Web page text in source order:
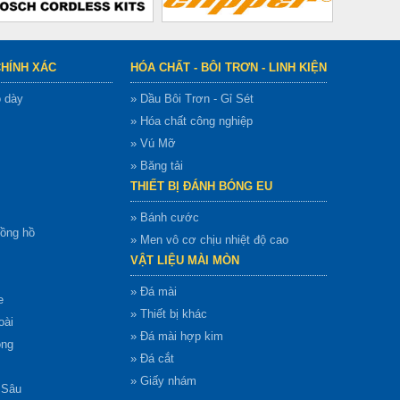
XÁC
dày
hồ
HÓA CHẤT - BÔI TRƠN - LINH KIỆN
» Dầu Bôi Trơn - Gỉ Sét
» Hóa chất công nghiệp
» Vú Mỡ
» Băng tải
THIẾT BỊ ĐÁNH BÓNG EU
» Bánh cước
» Men vô cơ chịu nhiệt độ cao
VẬT LIỆU MÀI MÒN
» Đá mài
» Thiết bị khác
» Đá mài hợp kim
» Đá cắt
» Giấy nhám